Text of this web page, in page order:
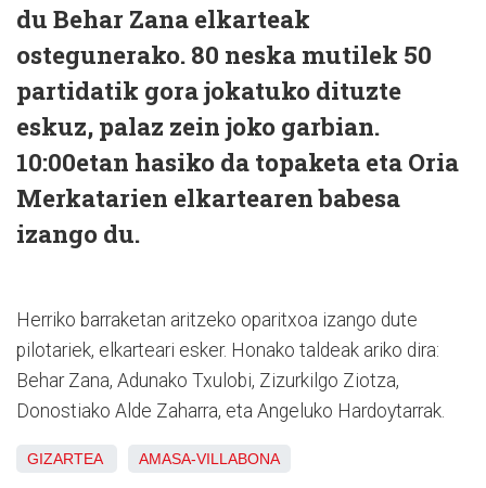
du Behar Zana elkarteak
ostegunerako. 80 neska mutilek 50
partidatik gora jokatuko dituzte
eskuz, palaz zein joko garbian.
10:00etan hasiko da topaketa eta Oria
Merkatarien elkartearen babesa
izango du.
Herriko barraketan aritzeko oparitxoa izango dute
pilotariek, elkarteari esker. Honako taldeak ariko dira:
Behar Zana, Adunako Txulobi, Zizurkilgo Ziotza,
Donostiako Alde Zaharra, eta Angeluko Hardoytarrak.
GIZARTEA AMASA-VILLABONA